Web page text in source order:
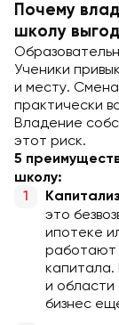
Почему
школу
Ученики
и месту.
практически
Владение
этот риск.
5
школу:
это
ипотеке
работают
капитала.
и
бизнес